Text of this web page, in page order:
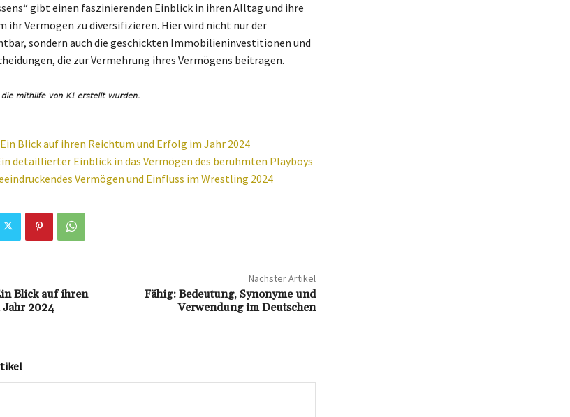
gibt einen faszinierenden Einblick in ihren Alltag und ihre
ihr Vermögen zu diversifizieren. Hier wird nicht nur der
sondern auch die geschickten Immobilieninvestitionen und
die zur Vermehrung ihres Vermögens beitragen.
Blick auf ihren Reichtum und Erfolg im Jahr 2024
detaillierter Einblick in das Vermögen des berühmten Playboys
Vermögen und Einfluss im Wrestling 2024
Blick auf ihren
2024
Nächster Artikel
Fähig: Bedeutung, Synonyme und
Verwendung im Deutschen